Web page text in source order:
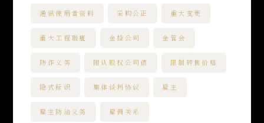
通讯使用者资料 采购公正 重大变更
重大工程瑕疵 金控公司 金管会
防诈义务 附认股权公司债 限制转售价格
隐式标识 集体谈判协议 雇主
雇主防治义务 雇佣关系